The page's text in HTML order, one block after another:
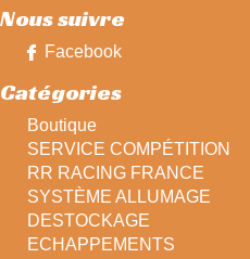
Nous suivre
Facebook
Catégories
Boutique
SERVICE COMPÉTITION
RR RACING FRANCE
SYSTÈME ALLUMAGE
DESTOCKAGE
ECHAPPEMENTS